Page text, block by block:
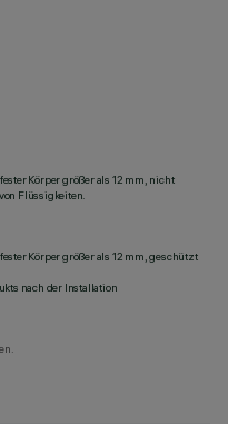
Körper größer als 12 mm, nicht
Flüssigkeiten.
Körper größer als 12 mm, geschützt
nach der Installation